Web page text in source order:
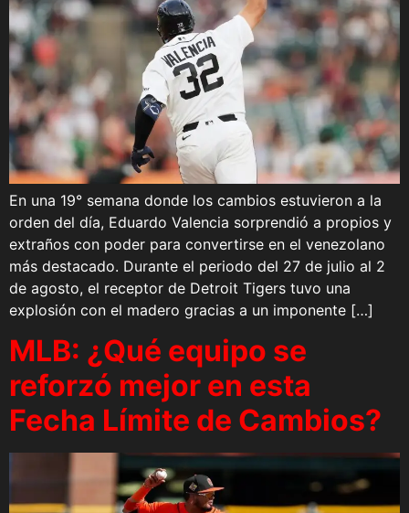
En una 19° semana donde los cambios estuvieron a la
orden del día, Eduardo Valencia sorprendió a propios y
extraños con poder para convertirse en el venezolano
más destacado. Durante el periodo del 27 de julio al 2
de agosto, el receptor de Detroit Tigers tuvo una
explosión con el madero gracias a un imponente […]
MLB: ¿Qué equipo se
reforzó mejor en esta
Fecha Límite de Cambios?